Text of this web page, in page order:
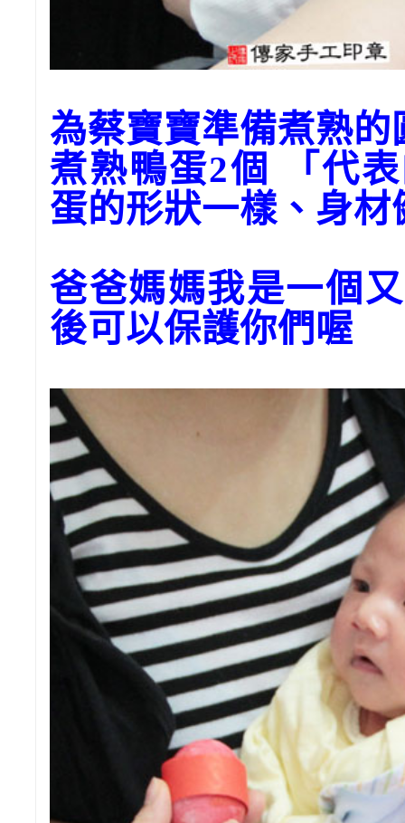
為蔡寶寶準備煮熟
煮熟鴨蛋2個 「代
蛋的形狀一樣、身材
爸爸媽媽我是一個
後可以保護你們喔